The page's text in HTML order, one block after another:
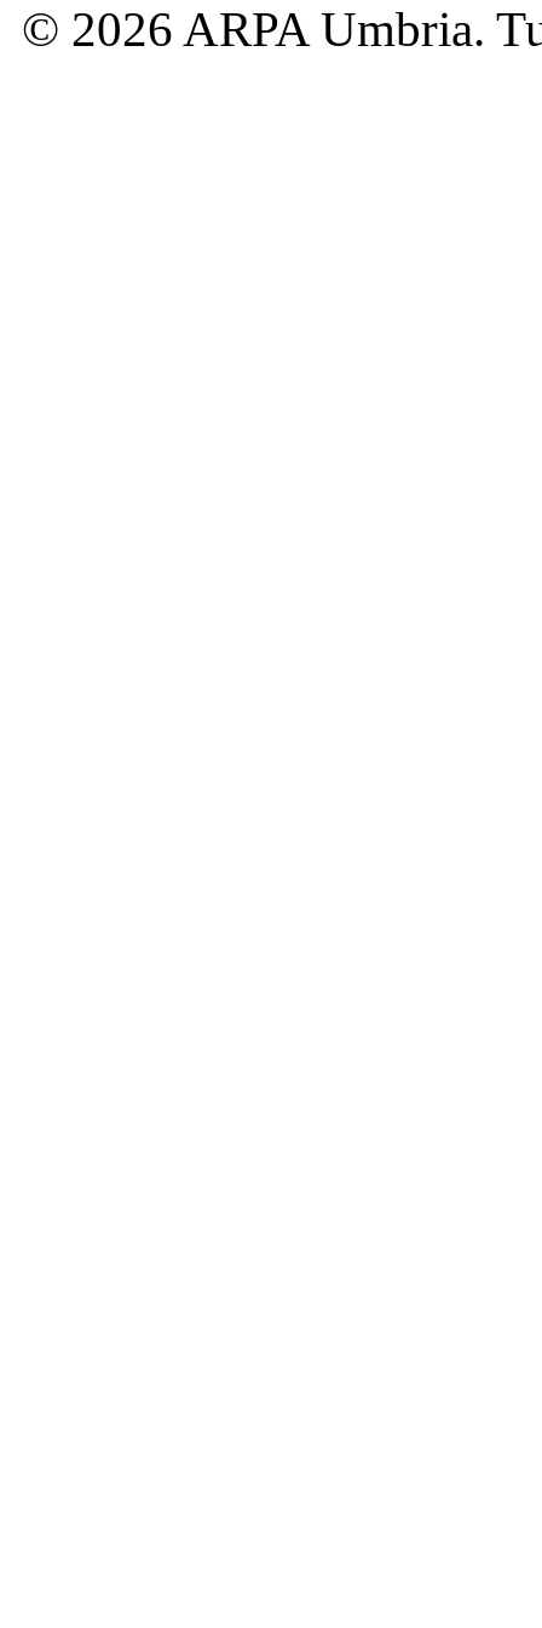
© 2026 ARPA Umbria.